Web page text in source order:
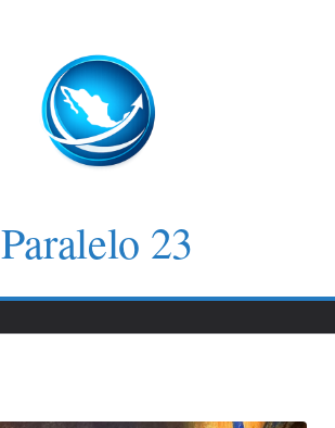
Paralelo 23